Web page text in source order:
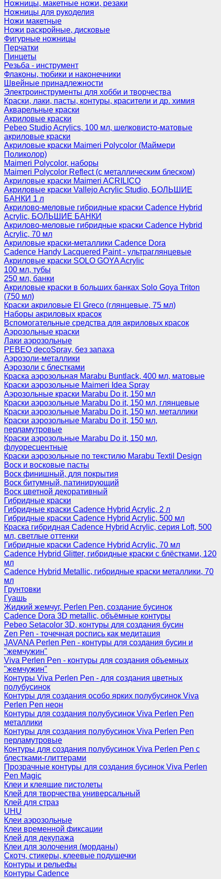
Ножницы, макетные ножи, резаки
Ножницы для рукоделия
Ножи макетные
Ножи раскройные, дисковые
Фигурные ножницы
Перчатки
Пинцеты
Резьба - инструмент
Флаконы, тюбики и наконечники
Швейные принадлежности
Электроинструменты для хобби и творчества
Краски, лаки, пасты, контуры, красители и др. химия
Акварельные краски
Акриловые краски
Pebeo Studio Acrylics, 100 мл, шелковисто-матовые
акриловые краски
Акриловые краски Maimeri Polycolor (Маймери
Поликолор)
Maimeri Polycolor, наборы
Maimeri Polycolor Reflect (с металлическим блеском)
Акриловые краски Maimeri ACRILICO
Акриловые краски Vallejo Acrylic Studio, БОЛЬШИЕ
БАНКИ 1 л
Акрилово-меловые гибридные краски Cadence Hybrid
Acrylic, БОЛЬШИЕ БАНКИ
Акрилово-меловые гибридные краски Cadence Hybrid
Acrylic, 70 мл
Акриловые краски-металлики Cadence Dora
Cadence Handy Lacquered Paint - ультраглянцевые
Акриловые краски SOLO GOYA Acrylic
100 мл, тубы
250 мл, банки
Акриловые краски в больших банках Solo Goya Triton
(750 мл)
Краски акриловые El Greco (глянцевые, 75 мл)
Наборы акриловых красок
Вспомогательные средства для акриловых красок
Аэрозольные краски
Лаки аэрозольные
PEBEO decoSpray, без запаха
Аэрозоли-металлики
Аэрозоли с блестками
Краска аэрозольная Marabu Buntlack, 400 мл, матовые
Краски аэрозольные Maimeri Idea Spray
Аэрозольные краски Marabu Do it, 150 мл
Краски аэрозольные Marabu Do it, 150 мл, глянцевые
Краски аэрозольные Marabu Do it, 150 мл, металлики
Краски аэрозольные Marabu Do it, 150 мл,
перламутровые
Краски аэрозольные Marabu Do it, 150 мл,
флуоресцентные
Краски аэрозольные по текстилю Marabu Textil Design
Воск и восковые пасты
Воск финишный, для покрытия
Воск битумный, патинирующий
Воск цветной декоративный
Гибридные краски
Гибридные краски Cadence Hybrid Acrylic, 2 л
Гибридные краски Cadence Hybrid Acrylic, 500 мл
Краска гибридная Cadence Hybrid Acrylic, серия Loft, 500
мл, светлые оттенки
Гибридные краски Cadence Hybrid Acrylic, 70 мл
Cadence Hybrid Glitter, гибридные краски с блёстками, 120
мл
Cadence Hybrid Metallic, гибридные краски металлики, 70
мл
Грунтовки
Гуашь
Жидкий жемчуг, Perlen Pen, создание бусинок
Cadence Dora 3D metallic, объёмные контуры
Pebeo Setacolor 3D, контуры для создания бусин
Zen Pen - точечная роспись как медитация
JAVANA Perlen Pen - контуры для создания бусин и
"жемчужин"
Viva Perlen Pen - контуры для создания объемных
"жемчужин"
Контуры Viva Perlen Pen - для создания цветных
полубусинок
Контуры для создания особо ярких полубусинок Viva
Perlen Pen неон
Контуры для создания полубусинок Viva Perlen Pen
металлики
Контуры для создания полубусинок Viva Perlen Pen
перламутровые
Контуры для создания полубусинок Viva Perlen Pen с
блестками-глиттерами
Прозрачные контуры для создания бусинок Viva Perlen
Pen Magic
Клеи и клеящие пистолеты
Клей для творчества универсальный
Клей для страз
UHU
Клеи аэрозольные
Клеи временной фиксации
Клей для декупажа
Клеи для золочения (морданы)
Скотч, стикеры, клеевые подушечки
Контуры и рельефы
Контуры Cadence